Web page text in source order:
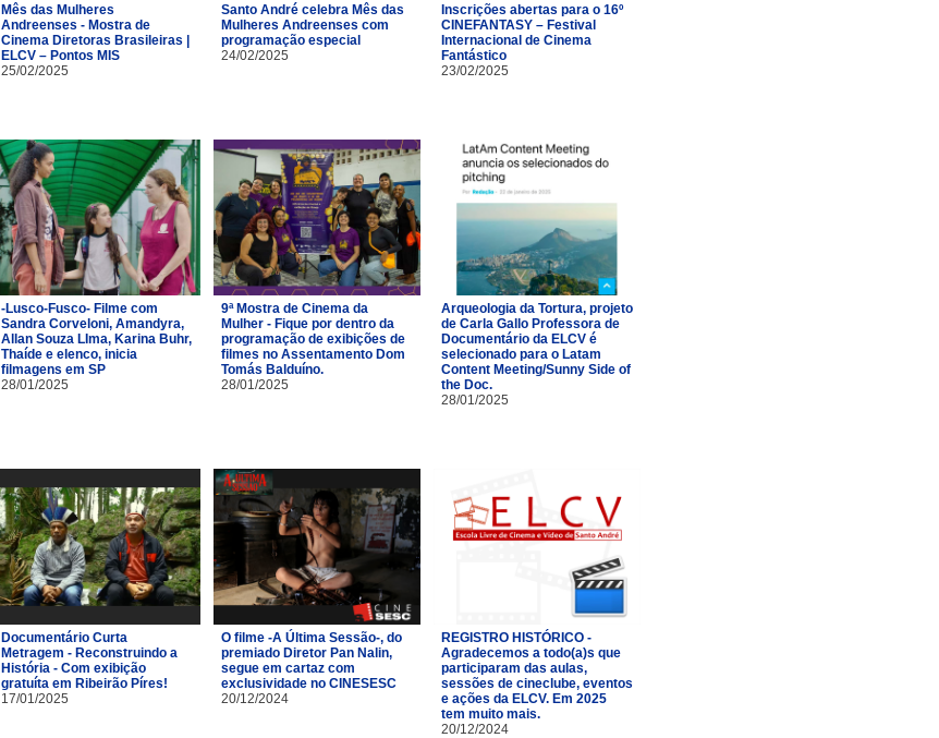
Mês das Mulheres
Andreenses - Mostra de
Cinema Diretoras Brasileiras |
ELCV – Pontos MIS
25/02/2025
Santo André celebra Mês das
Mulheres Andreenses com
programação especial
24/02/2025
Inscrições abertas para o 16º
CINEFANTASY – Festival
Internacional de Cinema
Fantástico
23/02/2025
-Lusco-Fusco- Filme com
Sandra Corveloni, Amandyra,
Allan Souza LIma, Karina Buhr,
Thaíde e elenco, inicia
filmagens em SP
28/01/2025
9ª Mostra de Cinema da
Mulher - Fique por dentro da
programação de exibições de
filmes no Assentamento Dom
Tomás Balduíno.
28/01/2025
Arqueologia da Tortura, projeto
de Carla Gallo Professora de
Documentário da ELCV é
selecionado para o Latam
Content Meeting/Sunny Side of
the Doc.
28/01/2025
Documentário Curta
Metragem - Reconstruindo a
História - Com exibição
gratuíta em Ribeirão Píres!
17/01/2025
O filme -A Última Sessão-, do
premiado Diretor Pan Nalin,
segue em cartaz com
exclusividade no CINESESC
20/12/2024
REGISTRO HISTÓRICO -
Agradecemos a todo(a)s que
participaram das aulas,
sessões de cineclube, eventos
e ações da ELCV. Em 2025
tem muito mais.
20/12/2024